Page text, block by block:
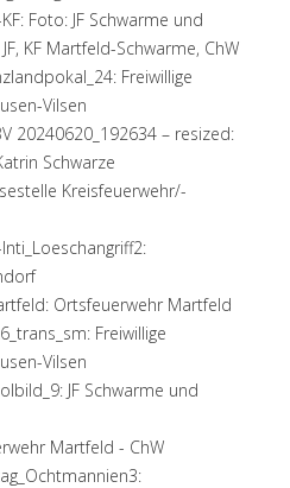
Foto: JF Schwarme und
KF Martfeld-Schwarme, ChW
Freiwillige
Vilsen
20240620_192634 – resized:
Schwarze
Kreisfeuerwehr/-
Ortsfeuerwehr Martfeld
Freiwillige
Vilsen
JF Schwarme und
Martfeld - ChW